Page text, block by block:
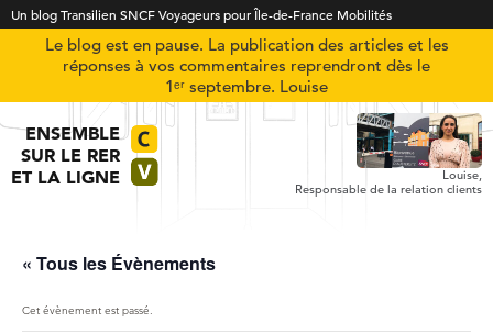
Un blog Transilien SNCF Voyageurs pour Île-de-France Mobilités
Le blog est en pause. La publication des articles et les
réponses à vos commentaires reprendront dès le
1ᵉʳ septembre. Louise
ENSEMBLE
SUR LE RER
ET LA LIGNE
Louise,
Responsable de la relation clients
« Tous les Évènements
Cet évènement est passé.